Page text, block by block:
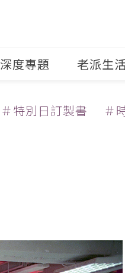
深度專題 老派生
＃特別日訂製書 ＃